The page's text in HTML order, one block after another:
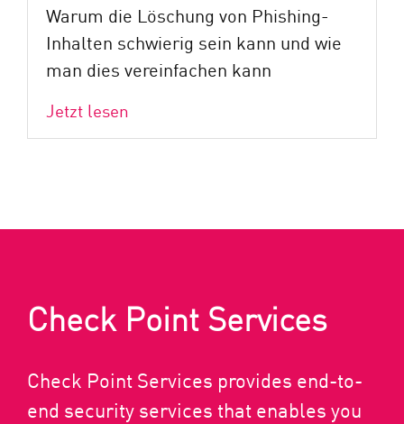
Warum die Löschung von Phishing-
Inhalten schwierig sein kann und wie
man dies vereinfachen kann
Jetzt lesen
Check Point Services
Check Point Services provides end-to-
end security services that enables you